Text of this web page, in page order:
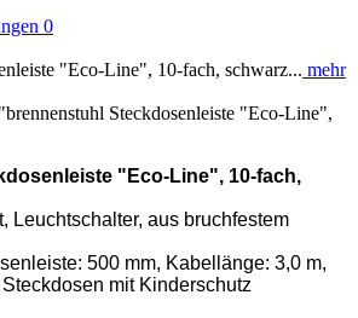
0
"Eco-Line", 10-fach, schwarz... mehr
Steckdosenleiste "Eco-Line",
"Eco-Line", 10-fach,
Leuchtschalter, aus bruchfestem
500 mm, Kabellänge: 3,0 m,
mit Kinderschutz